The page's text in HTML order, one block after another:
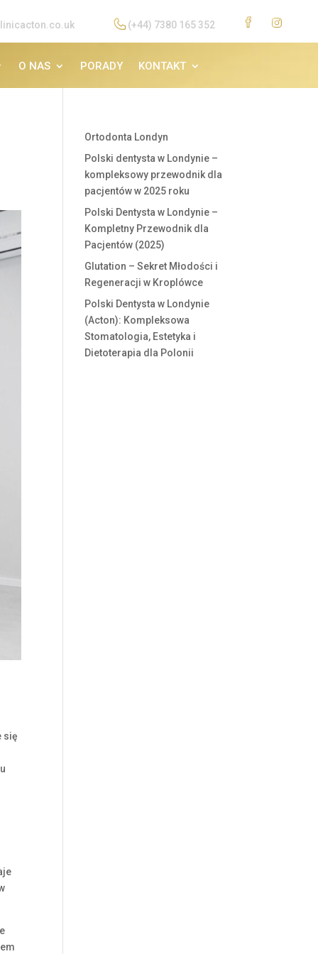
(+44) 7380 165 352
O NAS PORADY KONTAKT
się
Ortodonta Londyn
Polski dentysta w Londynie –
kompleksowy przewodnik dla
pacjentów w 2025 roku
Polski Dentysta w Londynie –
Kompletny Przewodnik dla
Pacjentów (2025)
Glutation – Sekret Młodości i
Regeneracji w Kroplówce
Polski Dentysta w Londynie
(Acton): Kompleksowa
Stomatologia, Estetyka i
Dietoterapia dla Polonii